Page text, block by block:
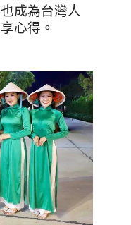
成為台灣人
心得。